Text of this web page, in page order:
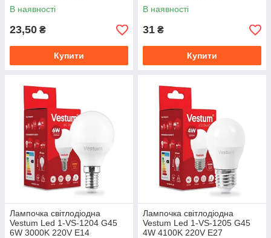
В наявності
23,50 ₴
Купити
В наявності
31 ₴
Купити
Лампочка світлодіодна
Vestum Led 1-VS-1204 G45
6W 3000K 220V E14
Лампочка світлодіодна
Vestum Led 1-VS-1205 G45
4W 4100K 220V E27